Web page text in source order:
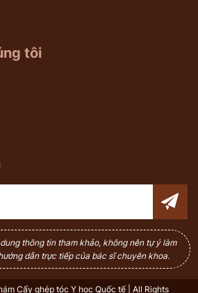
tôi
thông tin tham khảo, không nên tự ý làm
dẫn trực tiếp của bác sĩ chuyên khoa.
Cấy ghép tóc Y học Quốc tế | All Rights